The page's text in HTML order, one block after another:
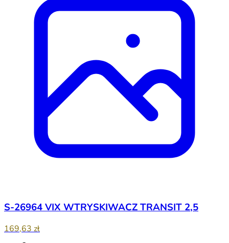
S-26964 VIX WTRYSKIWACZ TRANSIT 2,5
169,63 zł